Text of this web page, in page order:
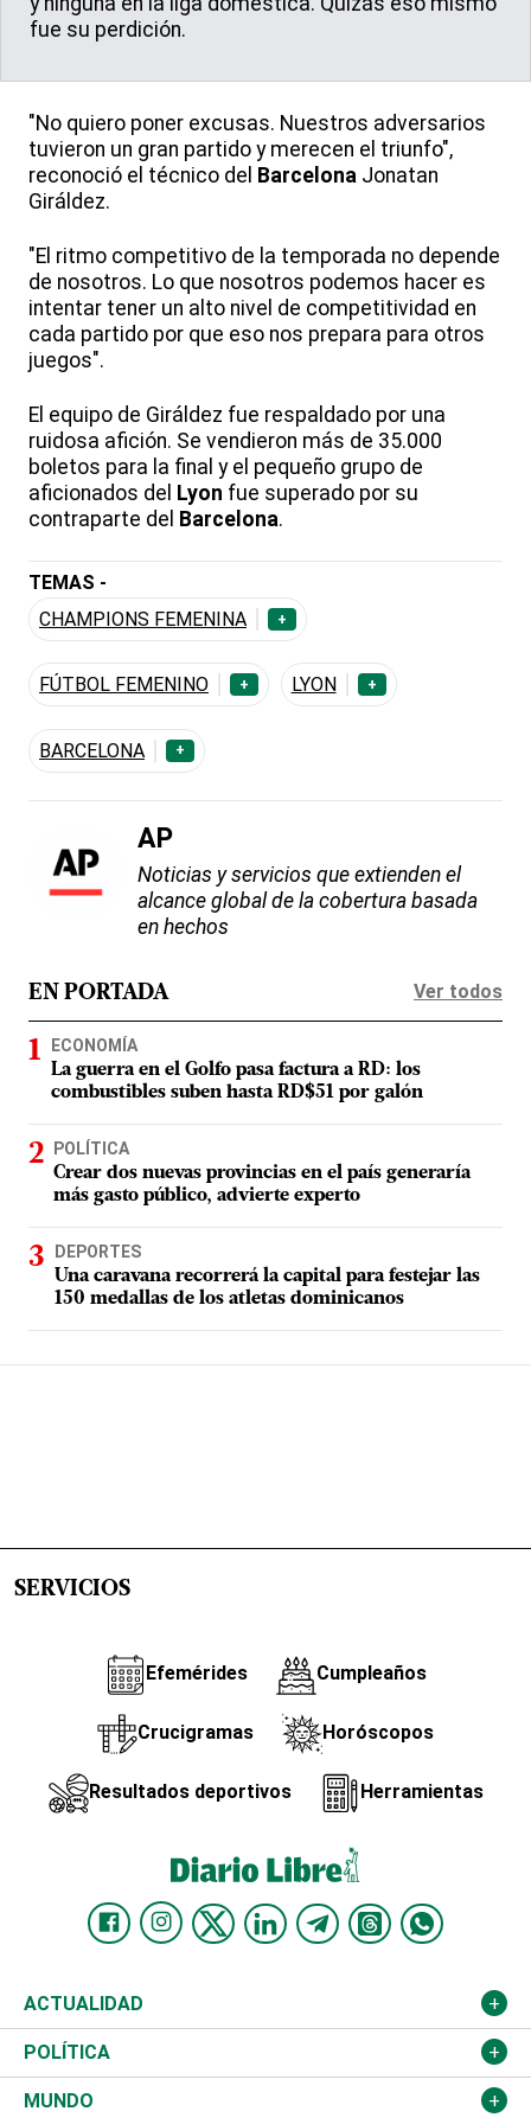
fue su perdición.
"No quiero poner excusas. Nuestros adversarios
tuvieron un gran partido y merecen el triunfo",
reconoció el técnico del Barcelona Jonatan
Giráldez.
"El ritmo competitivo de la temporada no depende
de nosotros. Lo que nosotros podemos hacer es
intentar tener un alto nivel de competitividad en
cada partido por que eso nos prepara para otros
juegos".
El equipo de Giráldez fue respaldado por una
ruidosa afición. Se vendieron más de 35.000
boletos para la final y el pequeño grupo de
aficionados del Lyon fue superado por su
contraparte del Barcelona.
TEMAS -
CHAMPIONS FEMENINA
+
FÚTBOL FEMENINO + LYON +
BARCELONA +
AP
Noticias y servicios que extienden el
alcance global de la cobertura basada
en hechos
EN PORTADA Ver todos
ECONOMÍA
La guerra en el Golfo pasa factura a RD: los
combustibles suben hasta RD$51 por galón
POLÍTICA
Crear dos nuevas provincias en el país generaría
más gasto público, advierte experto
DEPORTES
Una caravana recorrerá la capital para festejar las
150 medallas de los atletas dominicanos
SERVICIOS
Efemérides Cumpleaños
Crucigramas Horóscopos
Resultados deportivos Herramientas
ACTUALIDAD
Nacional
Ciudad
POLÍTICA
Partidos
MUNDO